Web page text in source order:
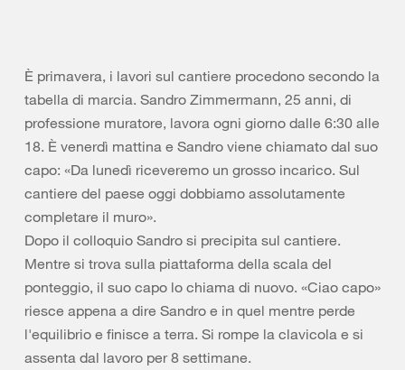
È primavera, i lavori sul cantiere procedono secondo la
tabella di marcia. Sandro Zimmermann, 25 anni, di
professione muratore, lavora ogni giorno dalle 6:30 alle
18. È venerdì mattina e Sandro viene chiamato dal suo
capo: «Da lunedì riceveremo un grosso incarico. Sul
cantiere del paese oggi dobbiamo assolutamente
completare il muro».
Dopo il colloquio Sandro si precipita sul cantiere.
Mentre si trova sulla piattaforma della scala del
ponteggio, il suo capo lo chiama di nuovo. «Ciao capo»
riesce appena a dire Sandro e in quel mentre perde
l'equilibrio e finisce a terra. Si rompe la clavicola e si
assenta dal lavoro per 8 settimane.